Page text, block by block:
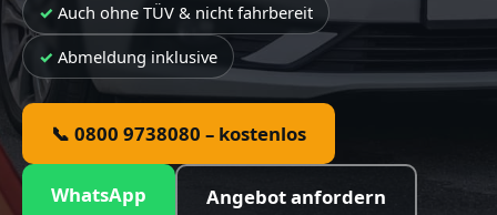
Auch ohne TÜV & nicht fahrbereit
Abmeldung inklusive
📞 0800 9738080 – kostenlos
WhatsApp Angebot anfordern